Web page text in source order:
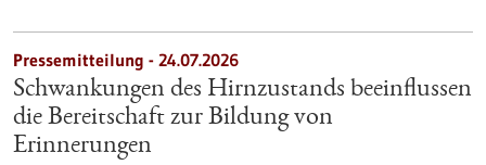
Pressemitteilung - 24.07.2026
Schwankungen des Hirnzustands beeinflussen
die Bereitschaft zur Bildung von
Erinnerungen